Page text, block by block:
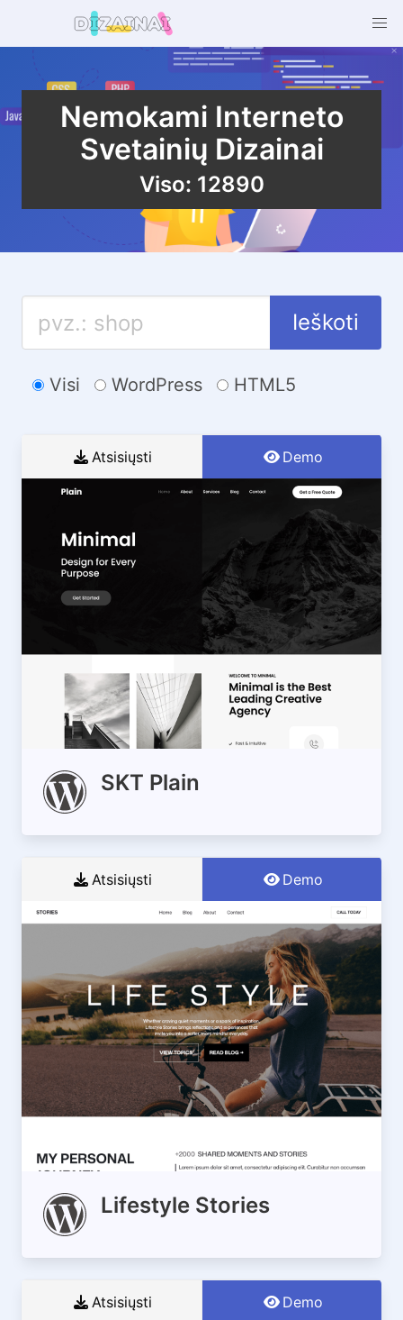
Nemokami Interneto
Svetainių Dizainai
Viso: 12890
Ieškoti
Visi WordPress HTML5
Atsisiųsti Demo
SKT Plain
Atsisiųsti Demo
Lifestyle Stories
Atsisiųsti Demo